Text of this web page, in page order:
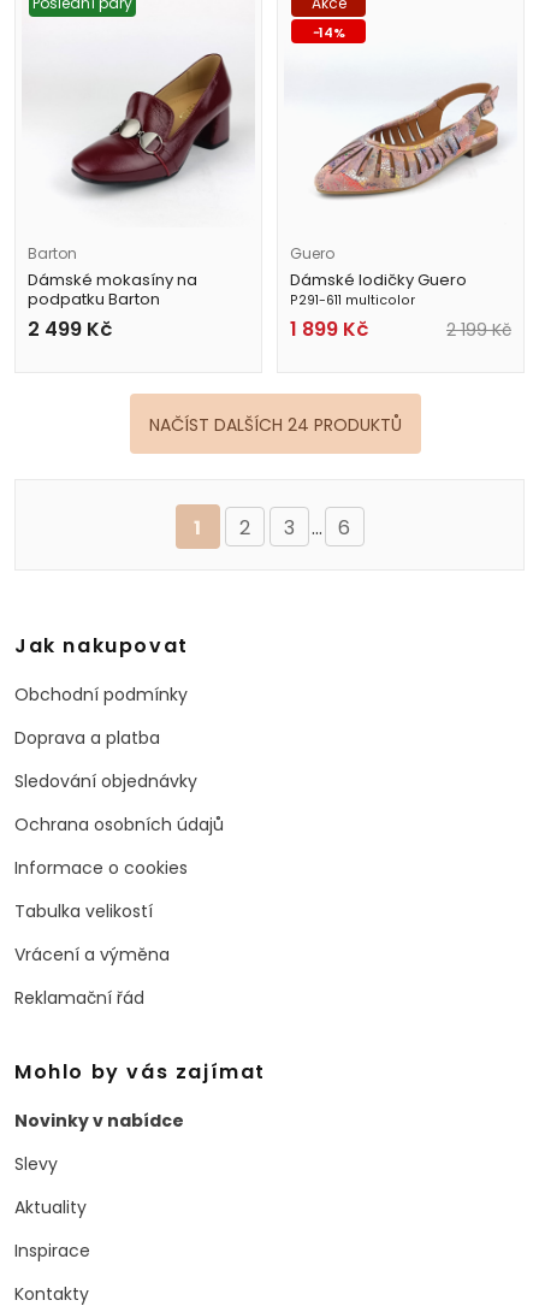
Barton
Dámské mokasíny na
podpatku Barton
1826 vínové
2 499 Kč
-14%
Guero
Dámské lodičky Guero
P291-611 multicolor
1 899 Kč 2 199Kč
NAČÍST DALŠÍCH 24 PRODUKTŮ
1 2 3 ... 6
Jak nakupovat
Obchodní podmínky
Doprava a platba
Sledování objednávky
Ochrana osobních údajů
Informace o cookies
Tabulka velikostí
Vrácení a výměna
Reklamační řád
Mohlo by vás zajímat
Novinky v nabídce
Slevy
Aktuality
Inspirace
Kontakty